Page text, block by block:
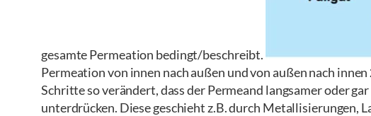
gesamte Permeation bedingt/beschreibt.
Permeation von innen nach außen und von außen nach innen
Schritte so verändert, dass der Permeand langsamer oder
unterdrücken. Diese geschieht z.B. durch Metallisierungen,